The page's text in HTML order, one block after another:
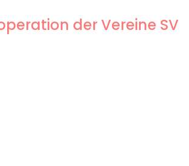
der Vereine SV